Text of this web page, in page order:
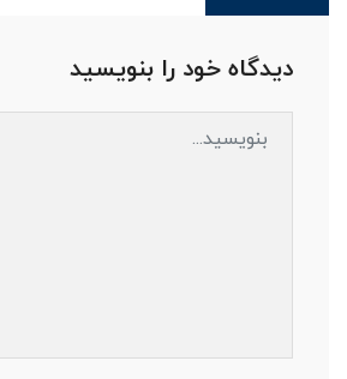
دیدگاه خود را بنویسید